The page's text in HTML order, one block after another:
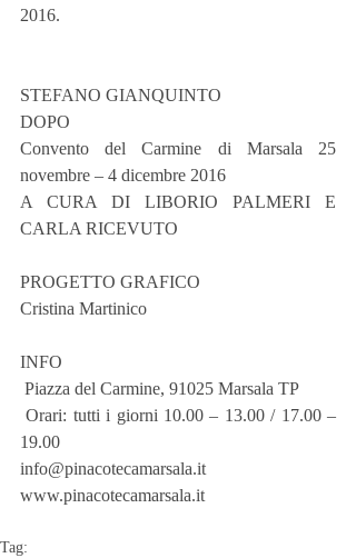
2016.
STEFANO GIANQUINTO
DOPO
Convento del Carmine di Marsala 25
novembre – 4 dicembre 2016
A CURA DI LIBORIO PALMERI E
CARLA RICEVUTO
PROGETTO GRAFICO
Cristina Martinico
INFO
Piazza del Carmine, 91025 Marsala TP
Orari: tutti i giorni 10.00 – 13.00 / 17.00 –
19.00
info@pinacotecamarsala.it
www.pinacotecamarsala.it
Tag: